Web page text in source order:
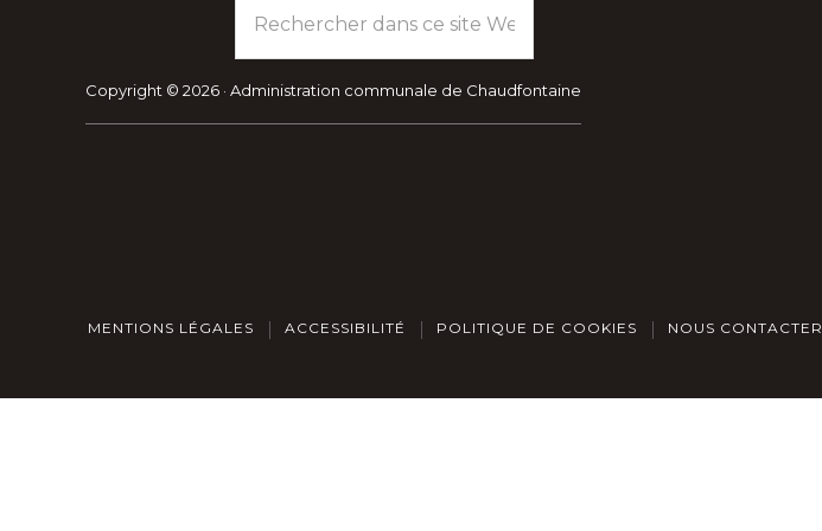
dans
ce
site
Copyright © 2026 · Administration communale de Chaudfontaine
MENTIONS LÉGALES ACCESSIBILITÉ POLITIQUE DE COOKIES NOUS CONTACTER